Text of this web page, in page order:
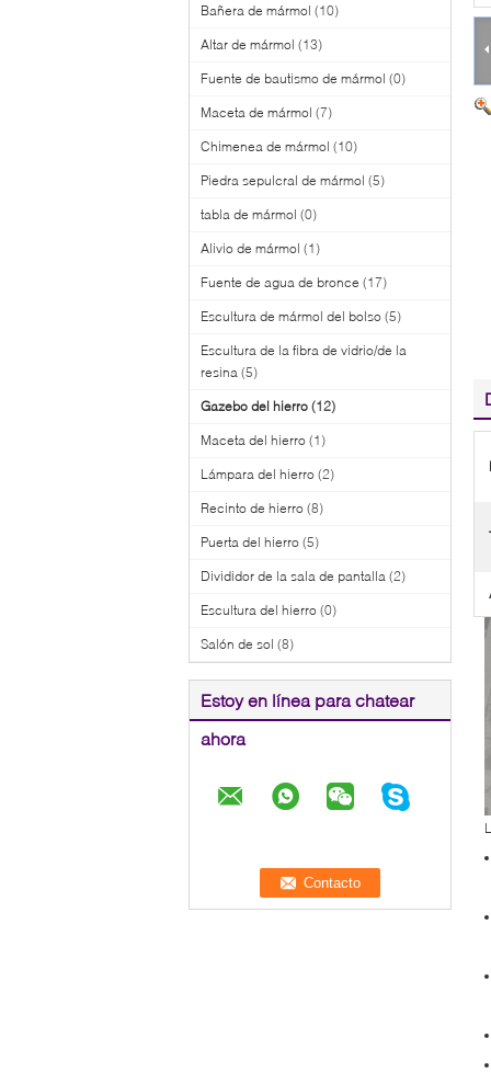
Bañera de mármol (10)
Altar de mármol (13)
Fuente de bautismo de mármol (0)
Maceta de mármol (7)
Chimenea de mármol (10)
Piedra sepulcral de mármol (5)
tabla de mármol (0)
Alivio de mármol (1)
Fuente de agua de bronce (17)
Escultura de mármol del bolso (5)
Escultura de la fibra de vidrio/de la
resina (5)
Gazebo del hierro (12)
Maceta del hierro (1)
Lámpara del hierro (2)
Recinto de hierro (8)
Puerta del hierro (5)
Divididor de la sala de pantalla (2)
Escultura del hierro (0)
Salón de sol (8)
Estoy en línea para chatear
ahora